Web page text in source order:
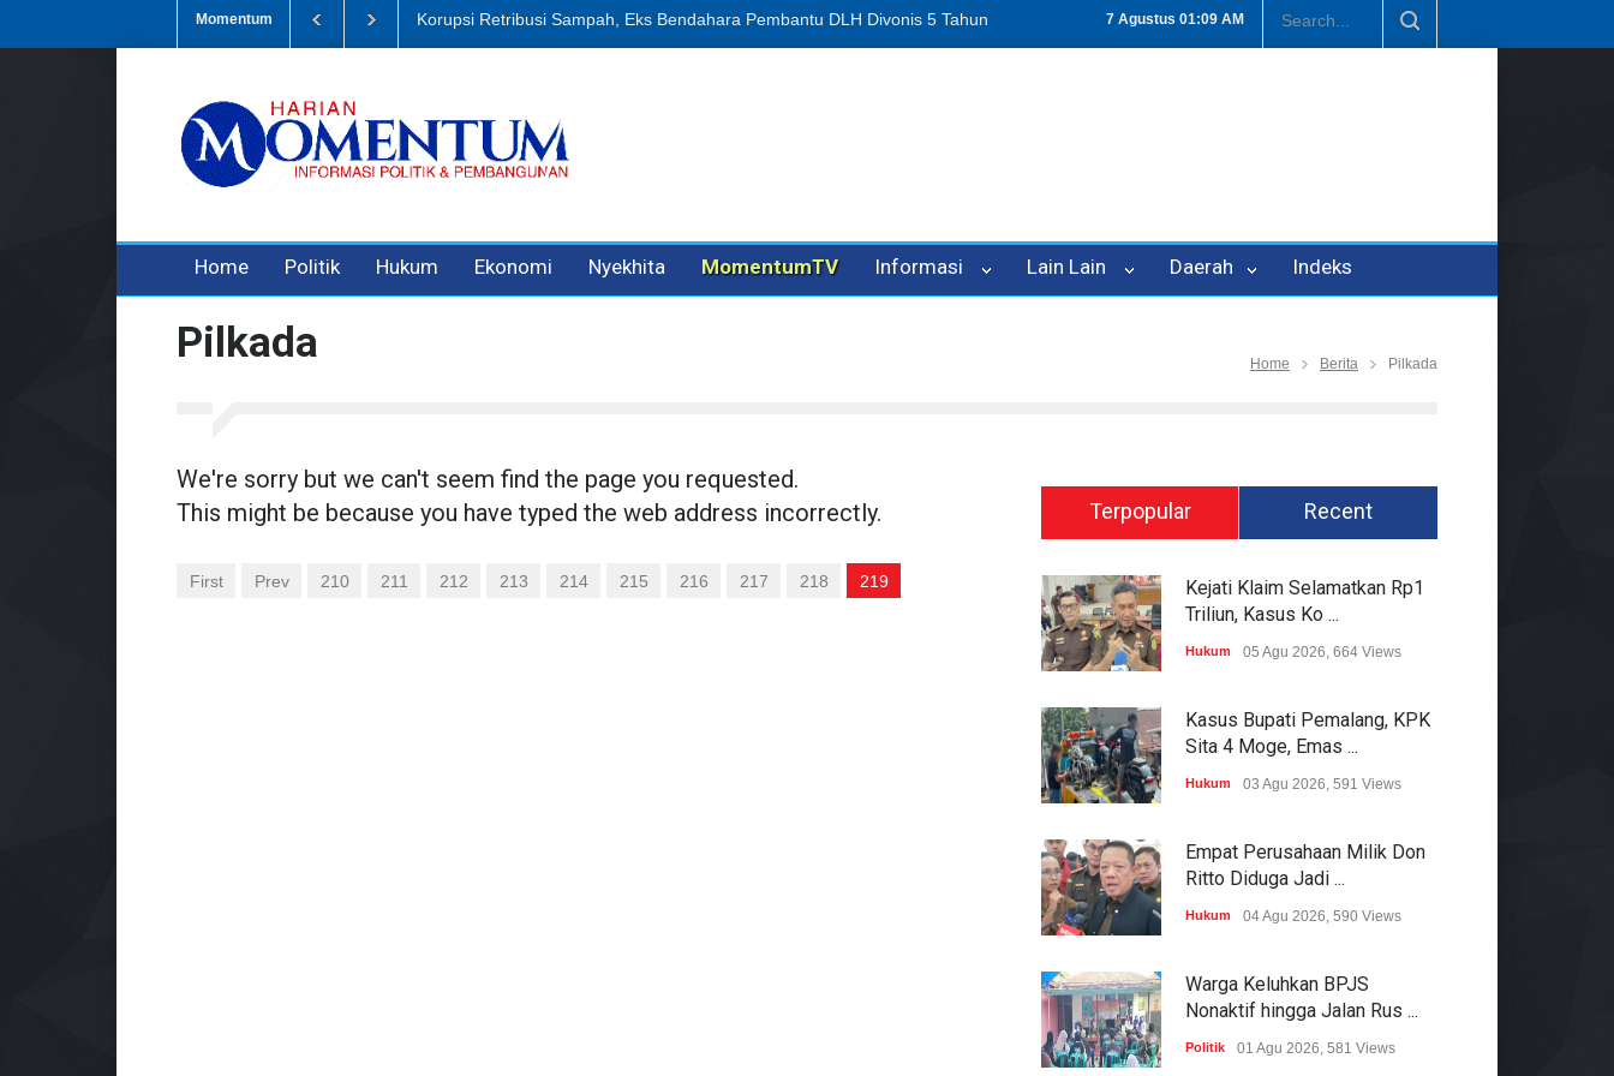
7 Agustus 01:09 AM
Momentum Korupsi Retribusi Sampah, Eks Bendahara Pembantu DLH Divonis 5 Tahun Dugaan Penipuan Oleh Oknum Kadis, Kuasa Hukum Pelapor Desak Polisi
Home Politik Hukum Ekonomi Nyekhita MomentumTV Informasi Lain Lain Daerah Indeks
Pilkada Home Berita Pilkada
We're sorry but we can't seem find the page you requested.
This might be because you have typed the web address incorrectly.
First Prev 210 211 212 213 214 215 216 217 218 219
Terpopular Recent
Kejati Klaim Selamatkan Rp1
Triliun, Kasus Ko ...
Hukum 05 Agu 2026, 664 Views
Kasus Bupati Pemalang, KPK
Sita 4 Moge, Emas ...
Hukum 03 Agu 2026, 591 Views
Empat Perusahaan Milik Don
Ritto Diduga Jadi ...
Hukum 04 Agu 2026, 590 Views
Warga Keluhkan BPJS
Nonaktif hingga Jalan Rus ...
Politik 01 Agu 2026, 581 Views